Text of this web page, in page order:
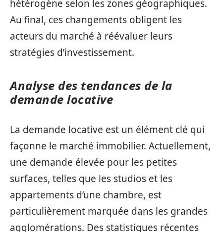
hétérogène selon les zones géographiques.
Au final, ces changements obligent les
acteurs du marché à réévaluer leurs
stratégies d’investissement.
Analyse des tendances de la
demande locative
La demande locative est un élément clé qui
façonne le marché immobilier. Actuellement,
une demande élevée pour les petites
surfaces, telles que les studios et les
appartements d’une chambre, est
particulièrement marquée dans les grandes
agglomérations. Des statistiques récentes